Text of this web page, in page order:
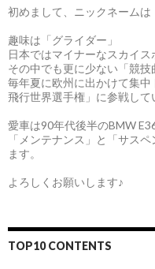
初めまして、ニックネーム
趣味は「グライダー」
日本ではマイナーなスカイス
その中でも更に少ない「競技
毎年夏に欧州に出かけて集
飛行世界選手権」に参戦して
愛車は90年代後半のBMW
「メンテナンス」と「サス
ます。
よろしくお願いします♪
TOP10 CONTENTS